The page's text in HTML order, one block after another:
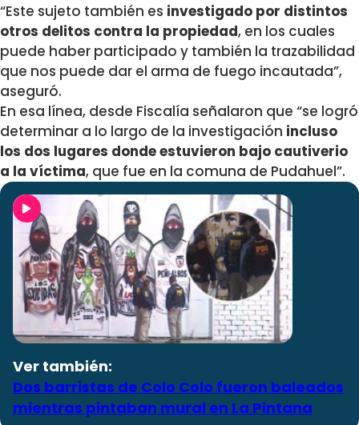
“Este sujeto también es investigado por distintos
otros delitos contra la propiedad, en los cuales
puede haber participado y también la trazabilidad
que nos puede dar el arma de fuego incautada”,
aseguró.
En esa línea, desde Fiscalía señalaron que “se logró
determinar a lo largo de la investigación incluso
los dos lugares donde estuvieron bajo cautiverio
a la víctima, que fue en la comuna de Pudahuel”.
Ver también:
Dos barristas de Colo Colo fueron baleados
mientras pintaban mural en La Pintana